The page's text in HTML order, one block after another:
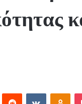
Reddit VKontakte